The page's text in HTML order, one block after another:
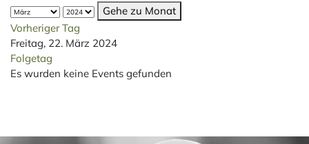
Gehe zu Monat
Vorheriger Tag
Freitag, 22. März 2024
Folgetag
Es wurden keine Events gefunden